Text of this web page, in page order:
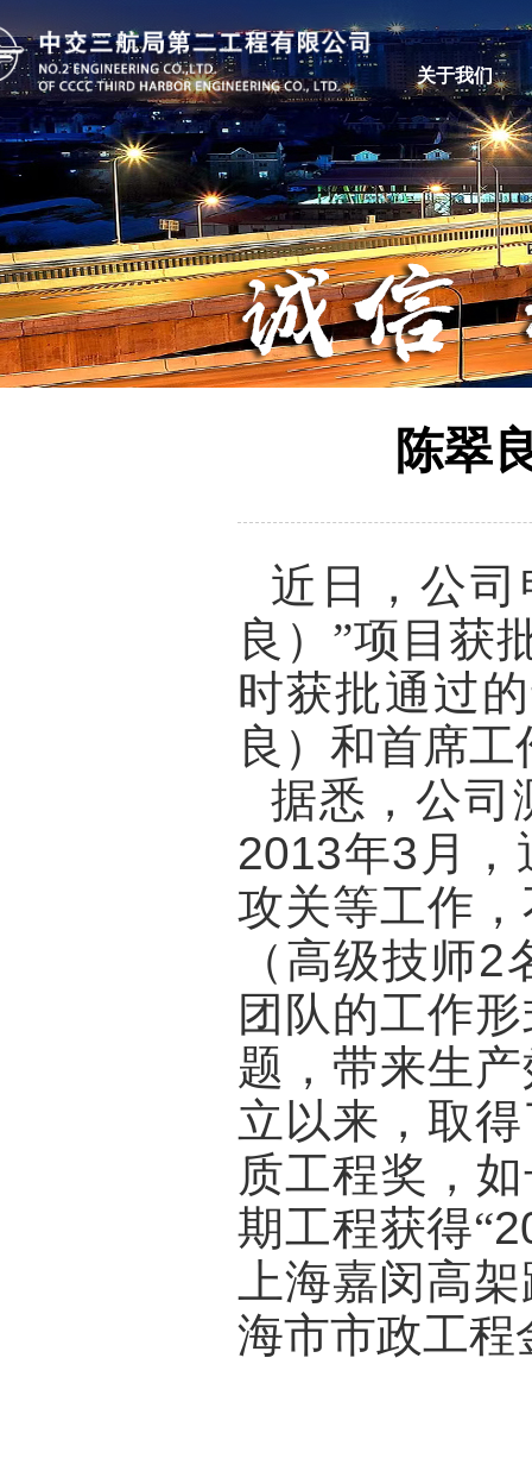
关于我们
陈翠
近日，公
良）”项目获
时获批通过
良）和首席
据悉，公司
2013年3 月
攻关等工作
（高级技师2
团队的工作
题，带来生
立以来，取
质工程奖，
期工程获得“
上海嘉闵高
海市市政工程